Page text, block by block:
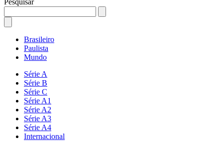
Pesquisar
Brasileiro
Paulista
Mundo
Série A
Série B
Série C
Série A1
Série A2
Série A3
Série A4
Internacional